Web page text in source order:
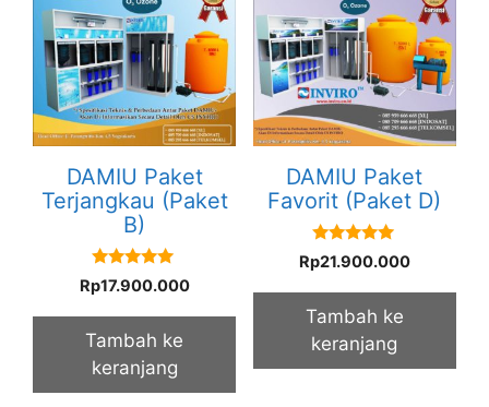
DAMIU Paket
Terjangkau (Paket
B)
5.00
out of 5
Rp17.900.000
Tambah ke
keranjang
DAMIU Paket
Favorit (Paket D)
5.00
out of 5
Rp21.900.000
Tambah ke
keranjang